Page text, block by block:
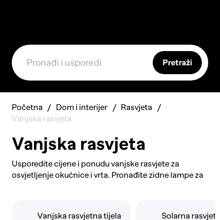
Pretraži
Početna Dom i interijer
Rasvjeta
Vanjska rasvjeta
Vanjska rasvjeta
Usporedite cijene i ponudu vanjske rasvjete za
osvjetljenje okućnice i vrta. Pronađite zidne lampe za
Vanjska rasvjetna tijela Solarna rasvjeta